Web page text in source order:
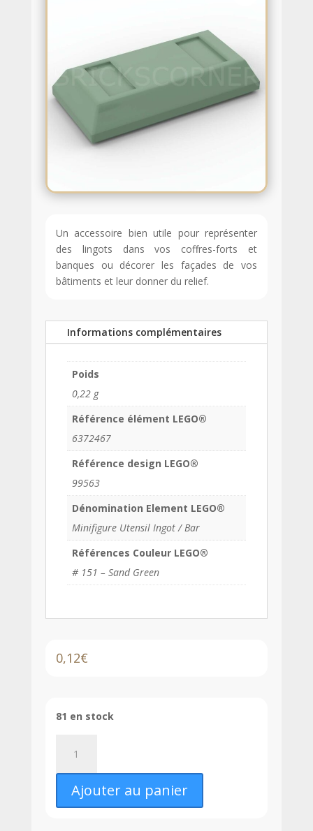
Un accessoire bien utile pour représenter
des lingots dans vos coffres-forts et
banques ou décorer les façades de vos
bâtiments et leur donner du relief.
Informations complémentaires
Poids
0,22 g
Référence élément LEGO®
6372467
Référence design LEGO®
99563
Dénomination Element LEGO®
Minifigure Utensil Ingot / Bar
Références Couleur LEGO®
# 151 – Sand Green
0,12€
81 en stock
LEGO®
Lingot
/
Ajouter au panier